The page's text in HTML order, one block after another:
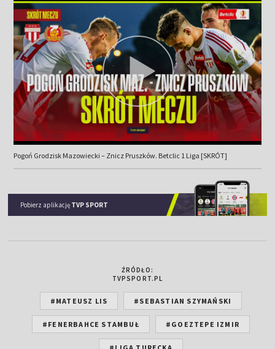
Pogoń Grodzisk Mazowiecki – Znicz Pruszków. Betclic 1 Liga [SKRÓT]
Pobierz aplikację TVP SPORT
ŹRÓDŁO:
TVPSPORT.PL
#MATEUSZ LIS #SEBASTIAN SZYMAŃSKI
#FENERBAHCE STAMBUŁ #GOEZTEPE IZMIR